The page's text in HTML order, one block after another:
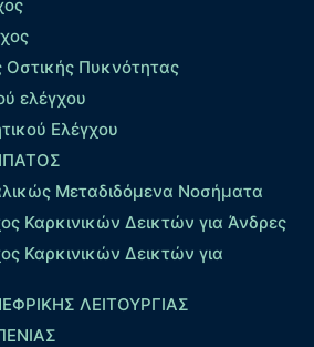
Οστικής Πυκνότητας
ελέγχου
Ελέγχου
Μεταδιδόμενα Νοσήματα
Καρκινικών Δεικτών για Άνδρες
Καρκινικών Δεικτών για
ΛΕΙΤΟΥΡΓΙΑΣ